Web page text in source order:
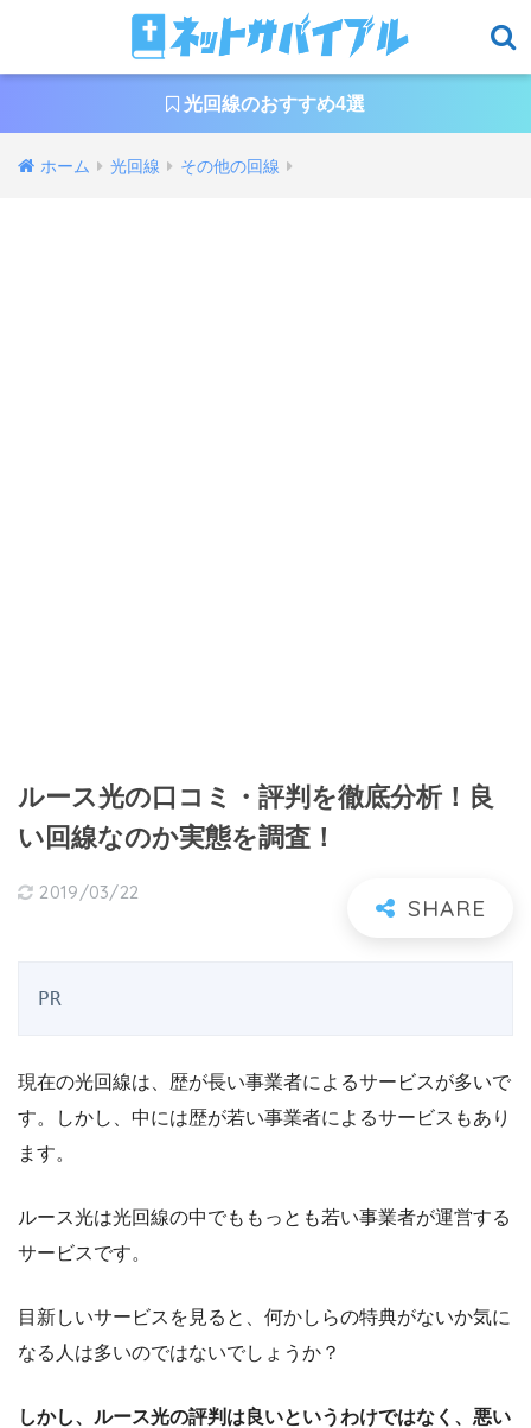
光回線のおすすめ4選
ホーム 光回線 その他の回線
ルース光の口コミ・評判を徹底分析！良
い回線なのか実態を調査！
2019/03/22
PR
現在の光回線は、歴が長い事業者によるサービスが多いで
す。しかし、中には歴が若い事業者によるサービスもあり
ます。
ルース光は光回線の中でももっとも若い事業者が運営する
サービスです。
目新しいサービスを見ると、何かしらの特典がないか気に
なる人は多いのではないでしょうか？
しかし、ルース光の評判は良いというわけではなく、悪い